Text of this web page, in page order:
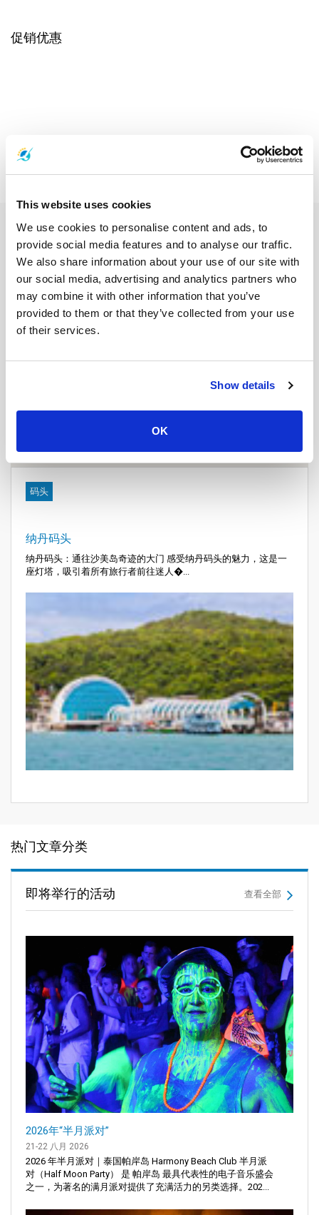
This website uses cookies
We use cookies to personalise content and ads, to
provide social media features and to analyse our traffic.
We also share information about your use of our site with
our social media, advertising and analytics partners who
may combine it with other information that you’ve
provided to them or that they’ve collected from your use
of their services.
Show details
OK
促销优惠
码头
纳丹码头
纳丹码头：通往沙美岛奇迹的大门 感受纳丹码头的魅力，这是一
座灯塔，吸引着所有旅行者前往迷人�...
热门文章分类
即将举行的活动 查看全部
2026年“半月派对”
21-22 八月 2026
2026 年半月派对｜泰国帕岸岛 Harmony Beach Club 半月派
对（Half Moon Party） 是 帕岸岛 最具代表性的电子音乐盛会
之一，为著名的满月派对提供了充满活力的另类选择。202...